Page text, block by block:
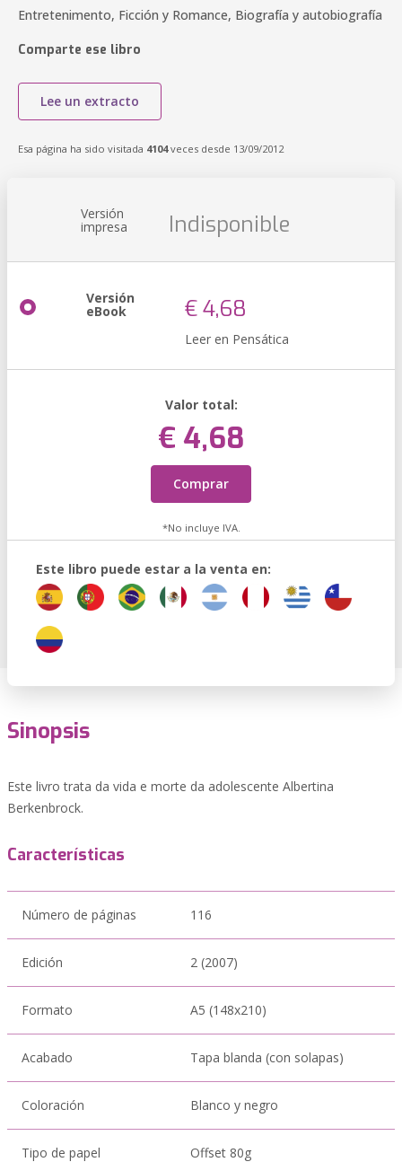
Entretenimento, Ficción y Romance, Biografía y autobiografía
Comparte ese libro
Lee un extracto
Esa página ha sido visitada 4104veces desde 13/09/2012
Versión
impresa Indisponible
Versión
eBook € 4,68
Leer en Pensática
Valor total:
€ 4,68
Comprar
*No incluye IVA.
Este libro puede estar a la venta en:
Sinopsis
Este livro trata da vida e morte da adolescente Albertina
Berkenbrock.
Características
Número de páginas 116
Edición 2 (2007)
Formato A5 (148x210)
Acabado Tapa blanda (con solapas)
Coloración Blanco y negro
Tipo de papel Offset 80g